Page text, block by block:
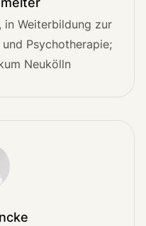
in Weiterbildung zur
Psychotherapie;
Neukölln